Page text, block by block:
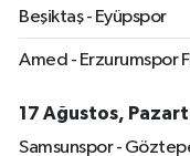
Beşiktaş - Eyüpspor
Amed - Erzurumspor
17 Ağustos,
Samsunspor -